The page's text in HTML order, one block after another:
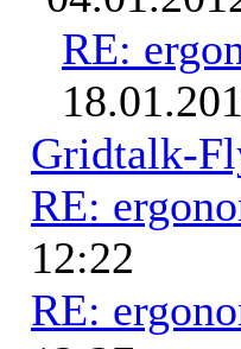
RE:
Gridtalk-
RE:
12:22
RE: